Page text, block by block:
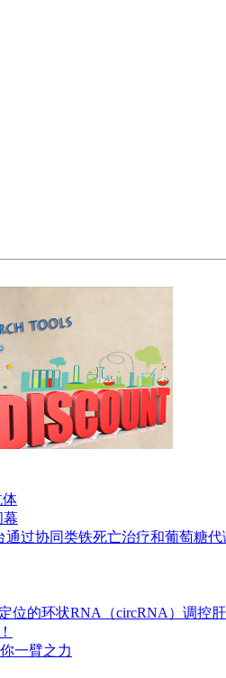
体
幕
过协同类铁死亡治疗和葡萄糖
位的环状RNA（circRNA）调控
一臂之力